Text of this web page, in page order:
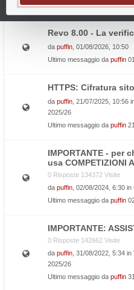
Ultimo messaggio da puffin
Revo 8.00 - La
da puffin , 01/08/2026, 10:50
Ultimo messaggio da puffin
HTTPS: Cifratura sito
da puffin , 21/07/2025, 10:56
2025/26
Ultimo messaggio da puffin
IMPORTANTE - per
usa COMPETIZIONI
0 Risposte 134372 Visite
da puffin , 02/08/2024, 6:30 in
Ultimo messaggio da puffin
IMPORTANTE:
0 Risposte 142662 Visite
da puffin , 31/08/2022, 5:34 in
2025/26
Ultimo messaggio da puffin